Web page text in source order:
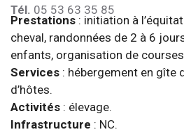
Tél. 05 53 63 35 85
Prestations : initiation à
cheval, randonnées de 2 à 6
enfants, organisation de courses
Services : hébergement en gîte
d’hôtes.
Activités : élevage.
Infrastructure : NC.